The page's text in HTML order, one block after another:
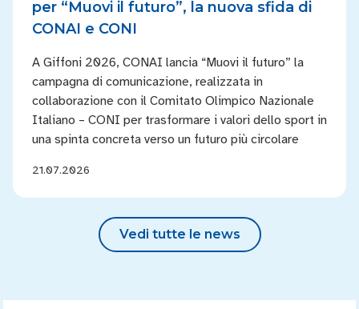
per “Muovi il futuro”, la nuova sfida di
CONAI e CONI
A Giffoni 2026, CONAI lancia “Muovi il futuro” la
campagna di comunicazione, realizzata in
collaborazione con il Comitato Olimpico Nazionale
Italiano – CONI per trasformare i valori dello sport in
una spinta concreta verso un futuro più circolare
21.07.2026
Vedi tutte le news